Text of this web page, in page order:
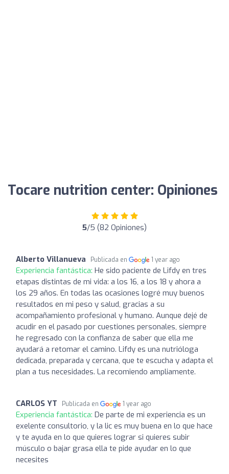
Tocare nutrition center: Opiniones
5/5 (82 Opiniones)
Alberto Villanueva Publicada en 1 year ago
Experiencia fantástica: He sido paciente de Lifdy en tres
etapas distintas de mi vida: a los 16, a los 18 y ahora a
los 29 años. En todas las ocasiones logré muy buenos
resultados en mi peso y salud, gracias a su
acompañamiento profesional y humano. Aunque dejé de
acudir en el pasado por cuestiones personales, siempre
he regresado con la confianza de saber que ella me
ayudará a retomar el camino. Lifdy es una nutrióloga
dedicada, preparada y cercana, que te escucha y adapta el
plan a tus necesidades. La recomiendo ampliamente.
CARLOS YT Publicada en 1 year ago
Experiencia fantástica: De parte de mi experiencia es un
exelente consultorio, y la lic es muy buena en lo que hace
y te ayuda en lo que quieres lograr si quieres subir
músculo o bajar grasa ella te pide ayudar en lo que
necesites